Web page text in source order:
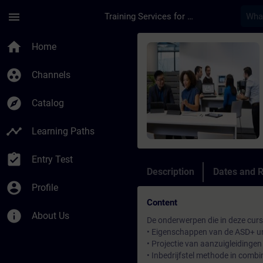
menu Training Services for Digital Industries
home Home
group_work Channels
explore Catalog
timeline Learning Paths
assignment_turned_in Entry Test
account_circle Profile
info About Us
Course -
Description Dates and
Content
De onderwerpen die in deze
• Eigenschappen van de ASD+
• Projectie van
• Inbedrijfstel methode in